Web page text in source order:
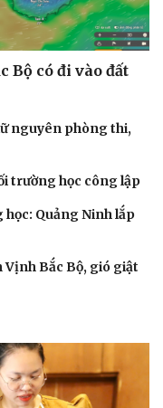
Bộ có đi vào đất
nguyên phòng thi,
trường học công lập
Quảng Ninh lắp
Bắc Bộ, gió giật